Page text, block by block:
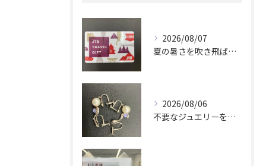
2026/08/07
夏の暑さを吹き飛ばしに来てください。
2026/08/06
不要なジュエリーを眠らせていませんか？